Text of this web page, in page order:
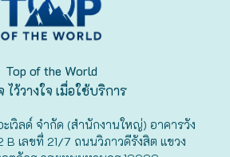
Top of the World
ไว้วางใจ เมื่อใช้บริการ
เวิลด์ จำกัด (สำนักงานใหญ่) อาคารวัง
B เลขที่ 21/7 ถนนวิภาวดีรังสิต แขวง